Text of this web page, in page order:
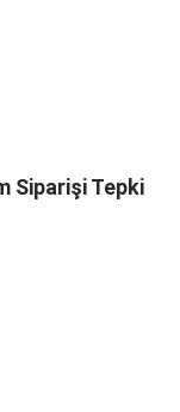
Siparişi Tepki